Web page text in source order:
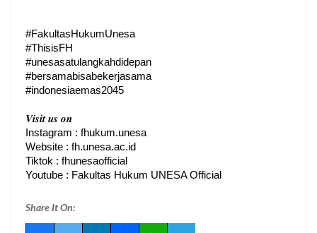
#FakultasHukumUnesa
#ThisisFH
#unesasatulangkahdidepan
#bersamabisabekerjasama
#indonesiaemas2045
𝑽𝒊𝒔𝒊𝒕 𝒖𝒔 𝒐𝒏
Instagram : fhukum.unesa
Website : fh.unesa.ac.id
Youtube : Fakultas Hukum UNESA Official
Share It On: